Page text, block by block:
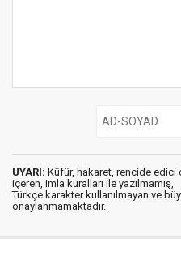
UYARI: Küfür, hakaret, rencide edici
içeren, imla kuralları ile yazılmamış,
Türkçe karakter kullanılmayan ve
onaylanmamaktadır.